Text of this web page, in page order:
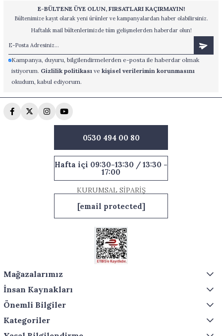
E-BÜLTENE ÜYE OLUN, FIRSATLARI KAÇIRMAYIN!
Bültenimize kayıt olarak yeni ürünler ve kampanyalardan haber olabilirsiniz.
Haftalık mail bültenlerimizde tüm gelişmelerden haberdar olun!
Kampanya, duyuru, bilgilendirmelerden e-posta ile haberdar olmak
istiyorum. Gizlilik politikasıve kişisel verilerimin korunmasını
okudum, kabul ediyorum.
0530 494 00 80
Hafta içi 09:30-13:30 / 13:30 -
17:00
KURUMSAL SİPARİŞ
[email protected]
Mağazalarımız
İnsan Kaynakları
Önemli Bilgiler
Kategoriler